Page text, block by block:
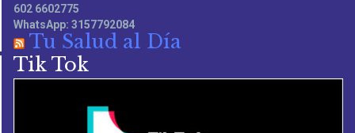
602 6602775
WhatsApp: 3157792084
Tu Salud al Día
Tik Tok